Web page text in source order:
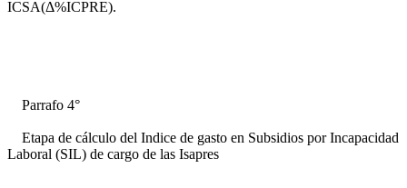
ICSA(Δ%ICPRE).
Parrafo 4°
Etapa de cálculo del Indice de gasto en Subsidios por Incapacidad
Laboral (SIL) de cargo de las Isapres